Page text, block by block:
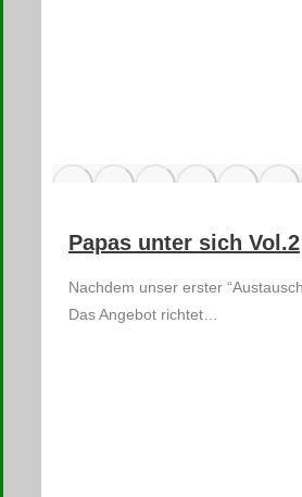
Papas unter sich Vol.2
Nachdem unser erster
Das Angebot richtet…